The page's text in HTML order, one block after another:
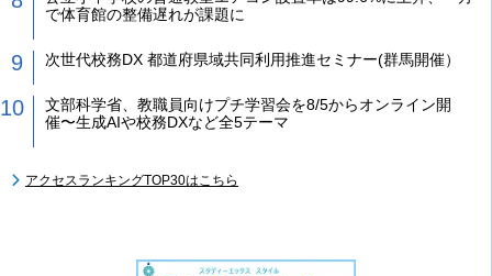
で体育館の整備遅れが課題に
次世代校務DX 都道府県域共同利用推進セミナー(群馬開催）
文部科学省、教職員向けプチ学習会を8/5からオンライン開
催〜生成AIや校務DXなど全5テーマ
アクセスランキングTOP30はこちら